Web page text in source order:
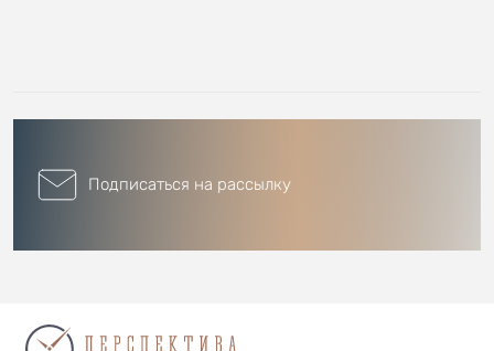
Подписаться на рассылку